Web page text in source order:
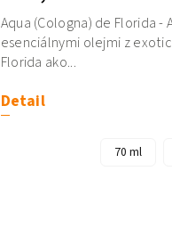
Detail
Aqua (Cologna) de Florida -
esenciálnymi olejmi z
Florida ako...
70 ml